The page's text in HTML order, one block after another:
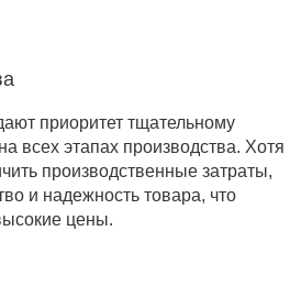
приоритет тщательному
всех этапах производства. Хотя
производственные затраты,
и надежность товара, что
цены.